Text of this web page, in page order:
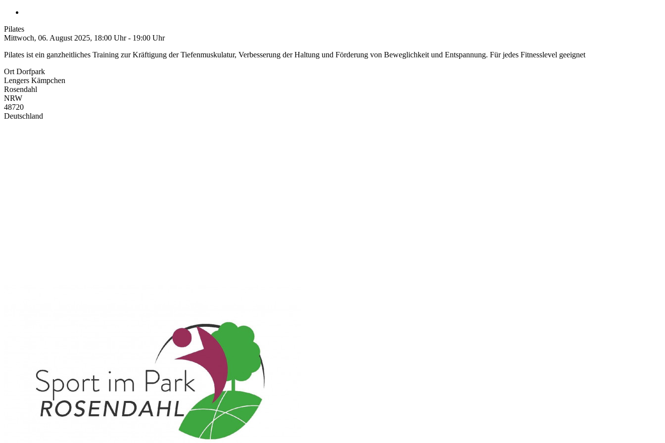
Pilates
Mittwoch, 06. August 2025, 18:00 Uhr - 19:00 Uhr
Pilates ist ein ganzheitliches Training zur Kräftigung der Tiefenmuskulatur, Verbesserung der Haltung und Förderung von Beweglichkeit und Entspannung. Für jedes Fitnesslevel geeignet
Ort Dorfpark
Lengers Kämpchen
Rosendahl
NRW
48720
Deutschland